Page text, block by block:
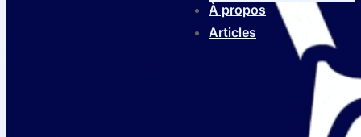
À propos
Articles